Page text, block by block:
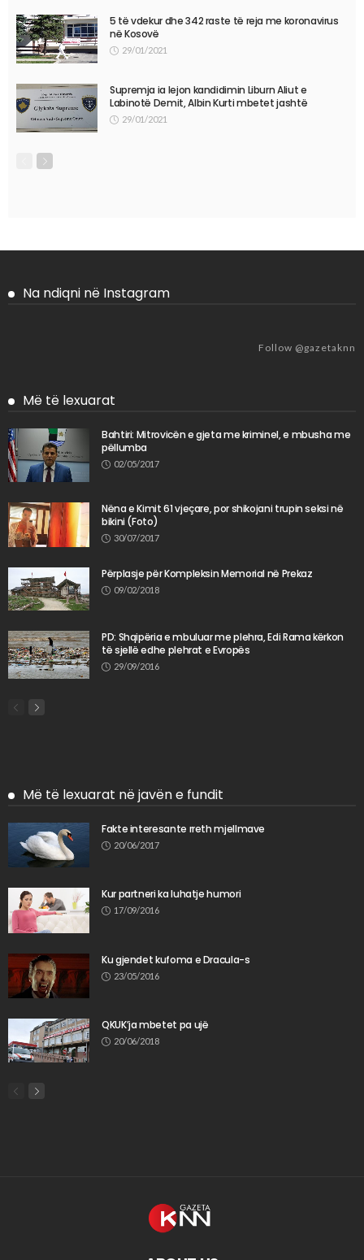
5 të vdekur dhe 342 raste të reja me koronavirus
në Kosovë
29/01/2021
Supremja ia lejon kandidimin Liburn Aliut e
Labinotë Demit, Albin Kurti mbetet jashtë
29/01/2021
Na ndiqni në Instagram
Follow @gazetaknn
Më të lexuarat
Bahtiri: Mitrovicën e gjeta me kriminel, e mbusha me
pëllumba
02/05/2017
Nëna e Kimit 61 vjeçare, por shikojani trupin seksi në
bikini (Foto)
30/07/2017
Përplasje për Kompleksin Memorial në Prekaz
09/02/2018
PD: Shqipëria e mbuluar me plehra, Edi Rama kërkon
të sjellë edhe plehrat e Evropës
29/09/2016
Më të lexuarat në javën e fundit
Fakte interesante rreth mjellmave
20/06/2017
Kur partneri ka luhatje humori
17/09/2016
Ku gjendet kufoma e Dracula-s
23/05/2016
QKUK’ja mbetet pa ujë
20/06/2018